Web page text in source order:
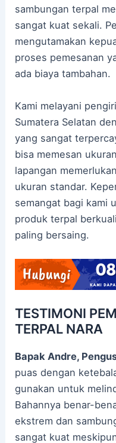
sambungan terpal
sangat kuat sekali.
mengutamakan
proses pemesanan
ada biaya tambahan.
Kami melayani
Sumatera Selatan
yang sangat
bisa memesan
lapangan
ukuran standar.
semangat bagi kami
produk terpal
paling bersaing.
TESTIMONI
TERPAL NARA
Bapak Andre,
puas dengan
gunakan untuk
Bahannya benar-
ekstrem dan
sangat kuat